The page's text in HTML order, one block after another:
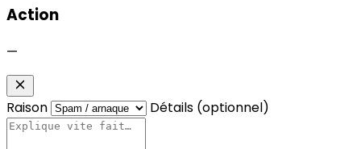
Action
—
Raison Détails (optionnel)